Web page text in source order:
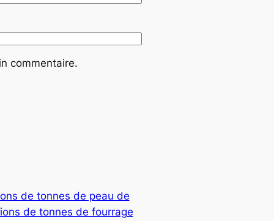
commentaire.
de tonnes de peau de
de tonnes de fourrage